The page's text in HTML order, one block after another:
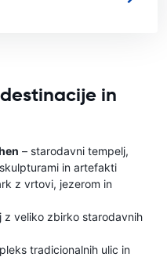
in
– starodavni tempelj,
in artefakti
z vrtovi, jezerom in
z veliko zbirko starodavnih
tradicionalnih ulic in